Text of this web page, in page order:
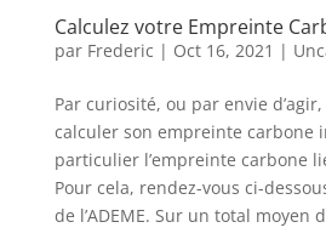
Calculez votre Empreinte
par Frederic | Oct 16, 2021 |
Par curiosité, ou par envie
calculer son empreinte carbone
particulier l’empreinte carbone
Pour cela, rendez-vous ci-
de l’ADEME. Sur un total moyen